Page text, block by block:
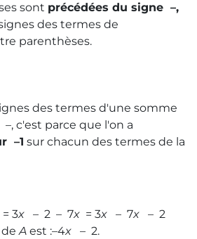
sont précédées du signe –,
des termes de
parenthèses.
des termes d'une somme
c'est parce que l'on a
–1 sur chacun des termes de la
= 3x – 2 – 7x = 3x – 7x – 2
deA est :–4x – 2.